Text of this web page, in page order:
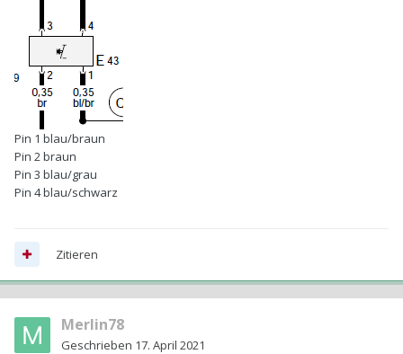
Pin 1 blau/braun
Pin 2 braun
Pin 3 blau/grau
Pin 4 blau/schwarz
Zitieren
Merlin78
Geschrieben 17. April 2021